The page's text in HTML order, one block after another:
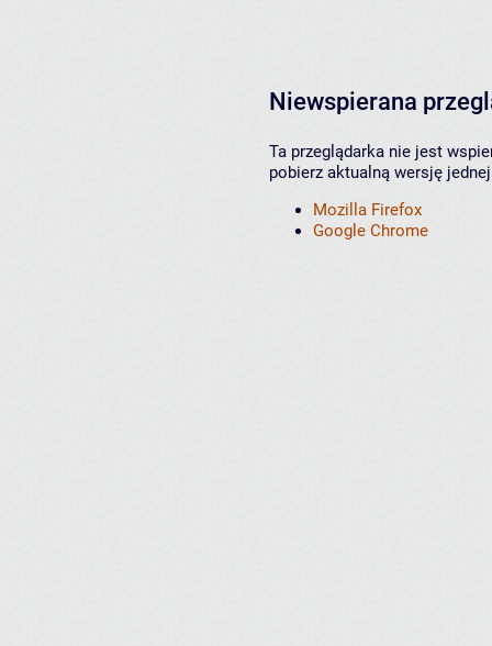
Niewspierana
Ta przeglądarka nie jest
pobierz aktualną wersję
Mozilla Firefox
Google Chrome